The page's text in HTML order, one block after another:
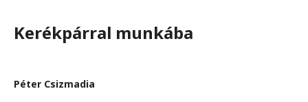
Kerékpárral munkába
Péter Csizmadia